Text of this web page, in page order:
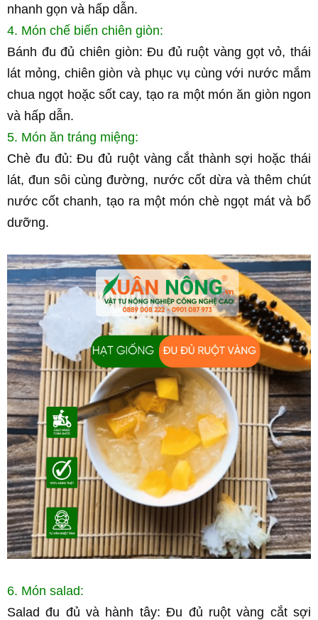
nhanh gọn và hấp dẫn.
4. Món chế biến chiên giòn:
Bánh đu đủ chiên giòn: Đu đủ ruột vàng gọt vỏ, thái
lát mỏng, chiên giòn và phục vụ cùng với nước mắm
chua ngọt hoặc sốt cay, tạo ra một món ăn giòn ngon
và hấp dẫn.
5. Món ăn tráng miệng:
Chè đu đủ: Đu đủ ruột vàng cắt thành sợi hoặc thái
lát, đun sôi cùng đường, nước cốt dừa và thêm chút
nước cốt chanh, tạo ra một món chè ngọt mát và bổ
dưỡng.
6. Món salad:
Salad đu đủ và hành tây: Đu đủ ruột vàng cắt sợi